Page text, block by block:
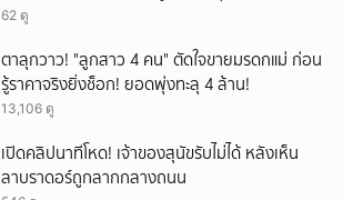
62 ดู
ตาลุกวาว! "ลูกสาว 4 คน" ตัดใจขายมรดกแม่ ก่อน
รู้ราคาจริงยิ่งช็อก! ยอดพุ่งทะลุ 4 ล้าน!
13,106 ดู
เปิดคลิปนาทีโหด! เจ้าของสุนัขรับไม่ได้ หลังเห็น
ลาบราดอร์ถูกลากกลางถนน